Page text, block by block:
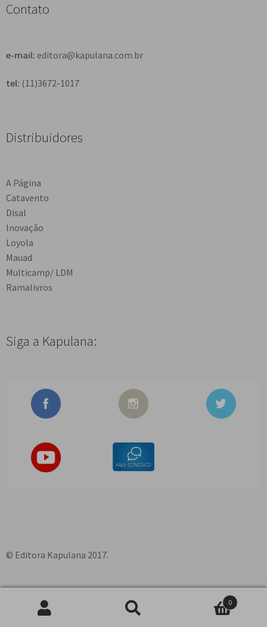
a
Contato
e-mail: editora@kapulana.com.br
tel: (11)3672-1017
Distribuidores
A Página
Catavento
Disal
Inovação
Loyola
Mauad
Multicamp/ LDM
Ramalivros
Siga a Kapulana:
© Editora Kapulana 2017.
Pesquisar
0